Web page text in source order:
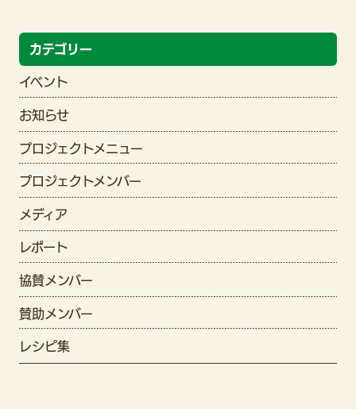
カテゴリー
イベント
お知らせ
プロジェクトメニュー
プロジェクトメンバー
メディア
レポート
協賛メンバー
賛助メンバー
レシピ集